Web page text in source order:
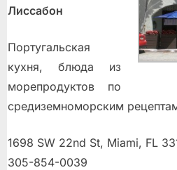
Лиссабон
Португальская
кухня, блюда из
морепродуктов по
средиземноморским
1698 SW 22nd St, Miami, FL
305-854-0039